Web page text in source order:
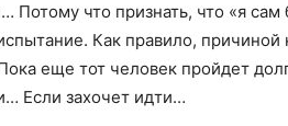
Потому что признать, что «я
Как правило, причиной
еще тот человек пройдет
Если захочет идти…